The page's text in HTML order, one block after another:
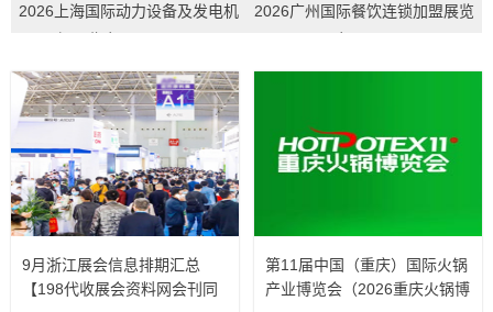
2026上海国际动力设备及发电机
2026广州国际餐饮连锁加盟展览
9月浙江展会信息排期汇总
【198代收展会资料网会刊同
第11届中国（重庆）国际火锅
产业博览会（2026重庆火锅博